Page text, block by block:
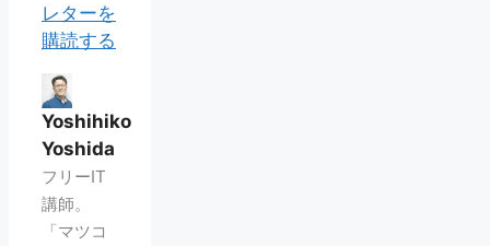
レターを
購読する
Yoshihiko
Yoshida
フリーIT
講師。
「マツコ